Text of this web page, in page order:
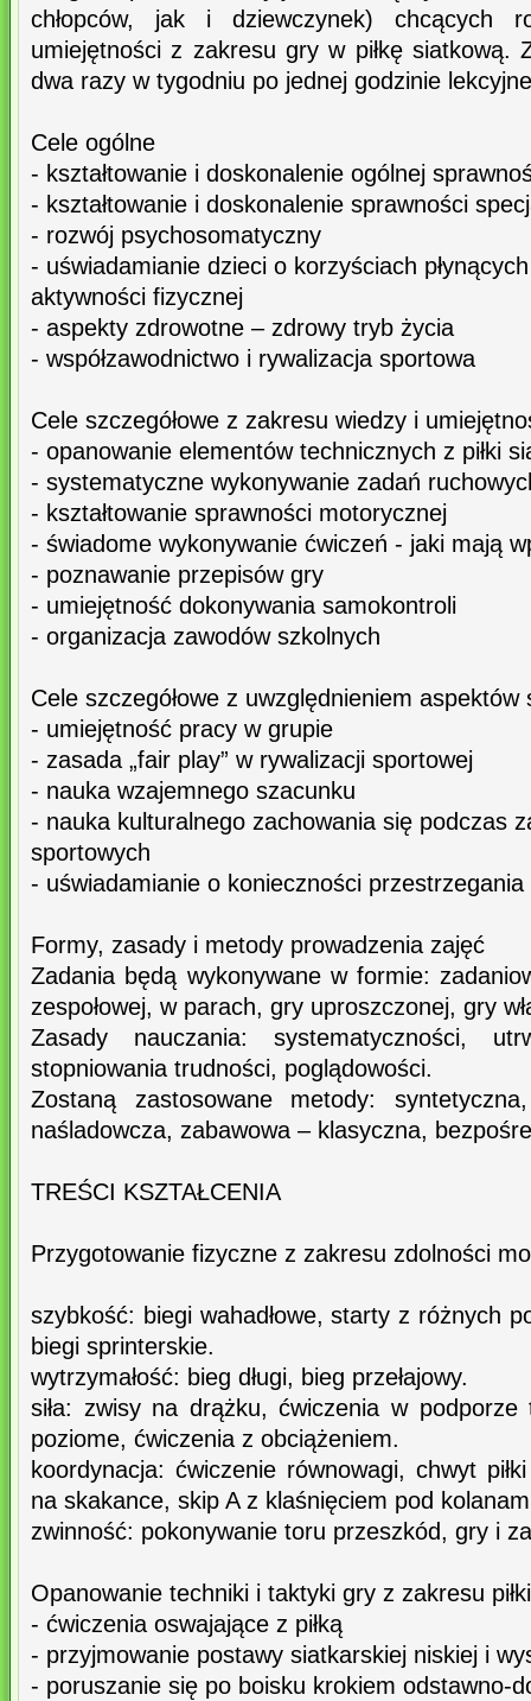
chłopców, jak i dziewczynek) chcących
umiejętności z zakresu gry w piłkę siatkową.
dwa razy w tygodniu po jednej godzinie
Cele ogólne
- kształtowanie i doskonalenie ogólnej
- kształtowanie i doskonalenie sprawności
- rozwój psychosomatyczny
- uświadamianie dzieci o korzyściach
aktywności fizycznej
- aspekty zdrowotne – zdrowy tryb życia
- współzawodnictwo i rywalizacja sportowa
Cele szczegółowe z zakresu wiedzy i
- opanowanie elementów technicznych z piłki
- systematyczne wykonywanie zadań
- kształtowanie sprawności motorycznej
- świadome wykonywanie ćwiczeń - jaki mają
- poznawanie przepisów gry
- umiejętność dokonywania samokontroli
- organizacja zawodów szkolnych
Cele szczegółowe z uwzględnieniem aspektów
- umiejętność pracy w grupie
- zasada „fair play” w rywalizacji sportowej
- nauka wzajemnego szacunku
- nauka kulturalnego zachowania się podczas
sportowych
- uświadamianie o konieczności
Formy, zasady i metody prowadzenia zajęć
Zadania będą wykonywane w formie:
zespołowej, w parach, gry uproszczonej, gry
Zasady nauczania: systematyczności,
stopniowania trudności, poglądowości.
Zostaną zastosowane metody:
naśladowcza, zabawowa – klasyczna,
TREŚCI KSZTAŁCENIA
Przygotowanie fizyczne z zakresu zdolności
szybkość: biegi wahadłowe, starty z różnych
biegi sprinterskie.
wytrzymałość: bieg długi, bieg przełajowy.
siła: zwisy na drążku, ćwiczenia w podporze
poziome, ćwiczenia z obciążeniem.
koordynacja: ćwiczenie równowagi, chwyt
na skakance, skip A z klaśnięciem pod
zwinność: pokonywanie toru przeszkód, gry i
Opanowanie techniki i taktyki gry z zakresu
- ćwiczenia oswajające z piłką
- przyjmowanie postawy siatkarskiej niskiej i
- poruszanie się po boisku krokiem odstawno-